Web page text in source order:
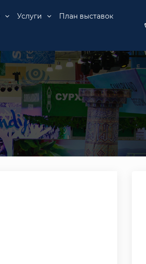
Услуги План выставок